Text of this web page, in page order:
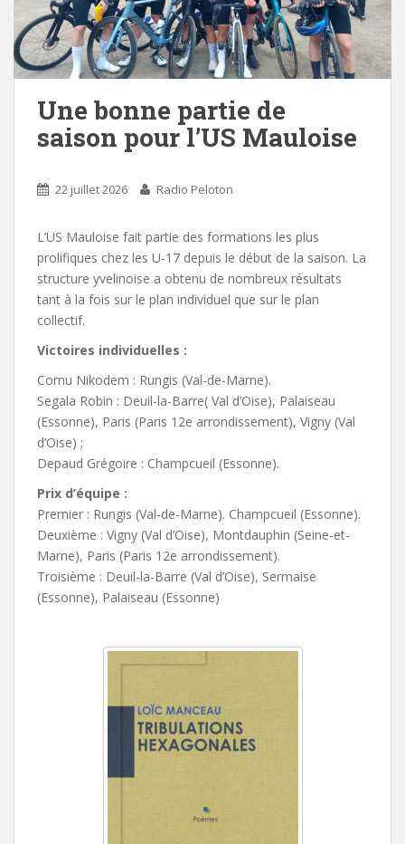
Une bonne partie de
saison pour l’US Mauloise
22 juillet 2026 Radio Peloton
L’US Mauloise fait partie des formations les plus
prolifiques chez les U-17 depuis le début de la saison. La
structure yvelinoise a obtenu de nombreux résultats
tant à la fois sur le plan individuel que sur le plan
collectif.
Victoires individuelles :
Cornu Nikodem : Rungis (Val-de-Marne).
Segala Robin : Deuil-la-Barre( Val d’Oise), Palaiseau
(Essonne), Paris (Paris 12e arrondissement), Vigny (Val
d’Oise) ;
Depaud Grégoire : Champcueil (Essonne).
Prix d’équipe :
Premier : Rungis (Val-de-Marne). Champcueil (Essonne).
Deuxième : Vigny (Val d’Oise), Montdauphin (Seine-et-
Marne), Paris (Paris 12e arrondissement).
Troisième : Deuil-la-Barre (Val d’Oise), Sermaise
(Essonne), Palaiseau (Essonne)